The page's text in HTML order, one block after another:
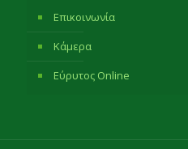
Επικοινωνία
Κάμερα
Εύρυτος Online